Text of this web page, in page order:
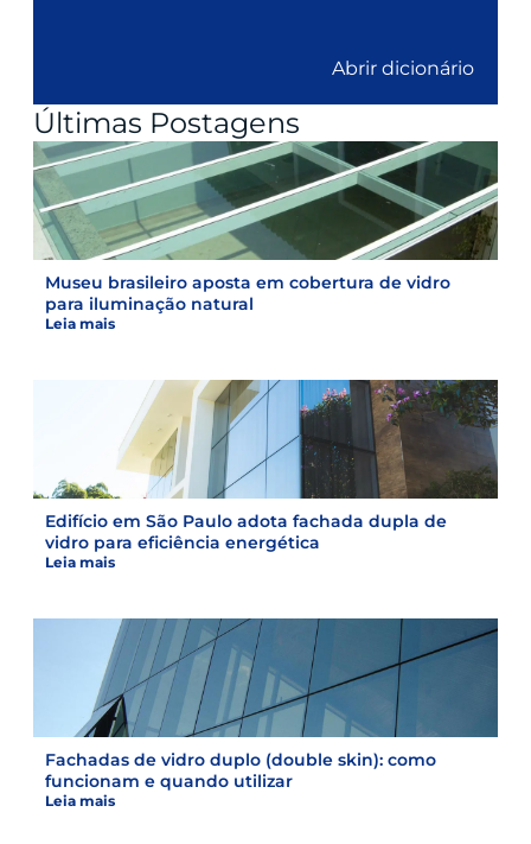
Abrir dicionário
Últimas Postagens
Museu brasileiro aposta em cobertura de vidro
para iluminação natural
Leia mais
Edifício em São Paulo adota fachada dupla de
vidro para eficiência energética
Leia mais
Fachadas de vidro duplo (double skin): como
funcionam e quando utilizar
Leia mais